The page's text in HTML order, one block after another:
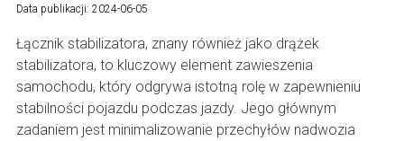
Data publikacji: 2024-06-05
Łącznik stabilizatora, znany również jako drążek
stabilizatora, to kluczowy element zawieszenia
samochodu, który odgrywa istotną rolę w zapewnieniu
stabilności pojazdu podczas jazdy. Jego głównym
zadaniem jest minimalizowanie przechyłów nadwozia